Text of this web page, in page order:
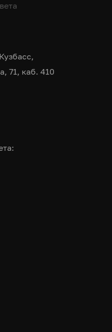
71, каб. 410